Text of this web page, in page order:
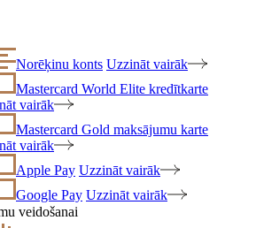
Norēķinu konts Uzzināt vairāk
Mastercard World Elite kredītkarte
vairāk
Mastercard Gold maksājumu karte
vairāk
Apple Pay Uzzināt vairāk
Google Pay Uzzināt vairāk
veidošanai